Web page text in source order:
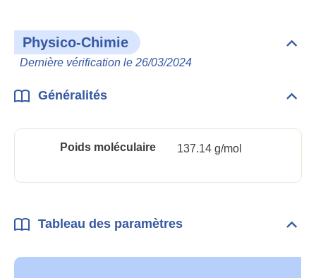
Physico-Chimie
Dernière vérification le 26/03/2024
Généralités
Poids moléculaire 137.14 g/mol
Tableau des paramètres